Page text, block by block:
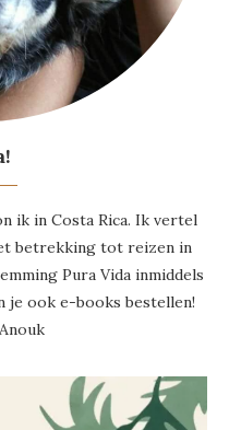
ik in Costa Rica. Ik vertel
betrekking tot reizen in
Pura Vida inmiddels
je ook e-books bestellen!